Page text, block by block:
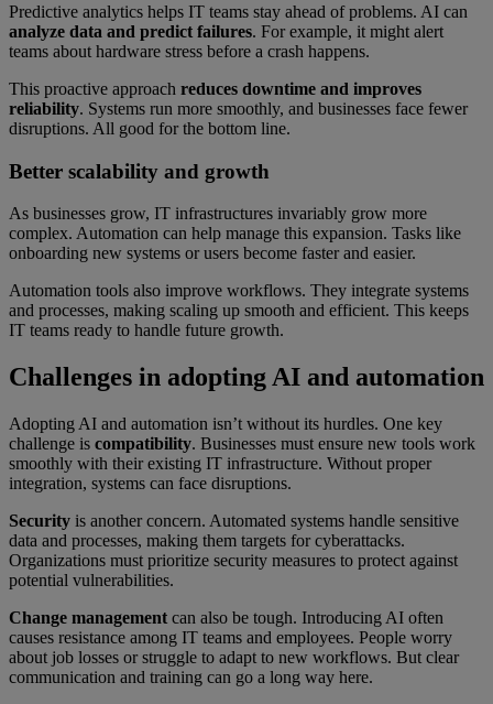
Predictive analytics helps IT teams stay ahead of problems. AI can
analyze data and predict failures. For example, it might alert
teams about hardware stress before a crash happens.
This proactive approach reduces downtime and improves
reliability. Systems run more smoothly, and businesses face fewer
disruptions. All good for the bottom line.
Better scalability and growth
As businesses grow, IT infrastructures invariably grow more
complex. Automation can help manage this expansion. Tasks like
onboarding new systems or users become faster and easier.
Automation tools also improve workflows. They integrate systems
and processes, making scaling up smooth and efficient. This keeps
IT teams ready to handle future growth.
Challenges in adopting AI and automation
Adopting AI and automation isn’t without its hurdles. One key
challenge is compatibility. Businesses must ensure new tools work
smoothly with their existing IT infrastructure. Without proper
integration, systems can face disruptions.
Security is another concern. Automated systems handle sensitive
data and processes, making them targets for cyberattacks.
Organizations must prioritize security measures to protect against
potential vulnerabilities.
Change management can also be tough. Introducing AI often
causes resistance among IT teams and employees. People worry
about job losses or struggle to adapt to new workflows. But clear
communication and training can go a long way here.